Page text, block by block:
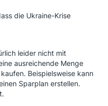
die Ukraine-Krise
leider nicht mit
ausreichende Menge
Beispielsweise kann
Sparplan erstellen.